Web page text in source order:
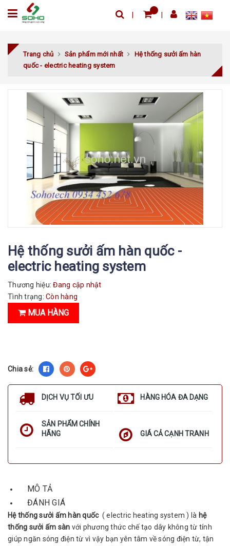
Trang chủ Sản phẩm mới nhất
Hệ thống sưởi ấm hàn
quốc - electric heating system
Hệ thống sưởi ấm hàn quốc -
electric heating system
Thương hiệu: Đang cập nhật
Tình trạng: Còn hàng
MUA HÀNG
Chia sẻ:
DỊCH VỤ TỐI ƯU HÀNG HÓA ĐA DẠNG
SẢN PHẨM CHÍNH
HÃNG
GIÁ CẢ CẠNH TRANH
MÔ TẢ
ĐÁNH GIÁ
Hệ thống sưởi ấm hàn quốc ( electric heating system ) là hệ
thống sưởi ấm sàn với phương thức chế tạo dây không từ tính
giúp ngăn sóng điện từ vì vậy bạn yên tâm về sóng điện từ, tận